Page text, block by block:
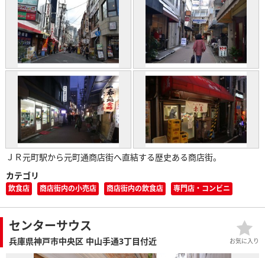
ＪＲ元町駅から元町通商店街へ直結する歴史ある商店街。
カテゴリ
飲食店 商店街内の小売店 商店街内の飲食店 専門店・コンビニ
センターサウス
兵庫県神戸市中央区 中山手通3丁目付近 お気に入り